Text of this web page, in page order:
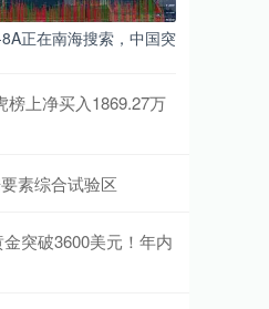
正在南海搜索，中国突
榜上净买入1869.27万
素综合试验区
突破3600美元！年内